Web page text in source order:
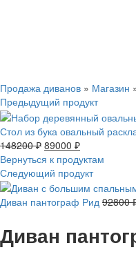
Продажа диванов » Магазин
Предыдущий продукт
Стол из бука овальный
148200₽ 89000 ₽
Вернуться к продуктам
Следующий продукт
Диван пантограф Рид 92800
Диван